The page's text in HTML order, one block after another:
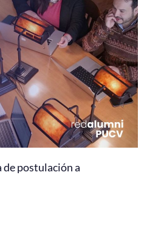
de postulación a